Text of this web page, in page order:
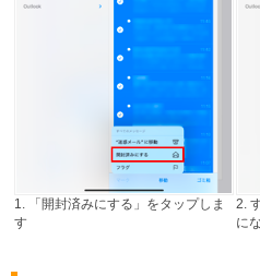
1. 「開封済みにする」をタップしま
す
2.
に